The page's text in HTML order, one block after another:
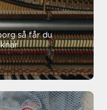
du